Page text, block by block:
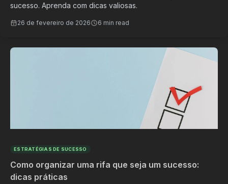
sucesso. Aprenda com dicas valiosas.
26 de fevereiro de 2026 6 min read
ESTRATÉGIAS DE SUCESSO
Como organizar uma rifa que seja um sucesso:
dicas práticas